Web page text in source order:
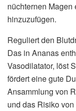
nüchternen Magen
hinzuzufügen.
Reguliert den
Das in Ananas
Vasodilatator, löst
fördert eine gute
Ansammlung von
und das Risiko